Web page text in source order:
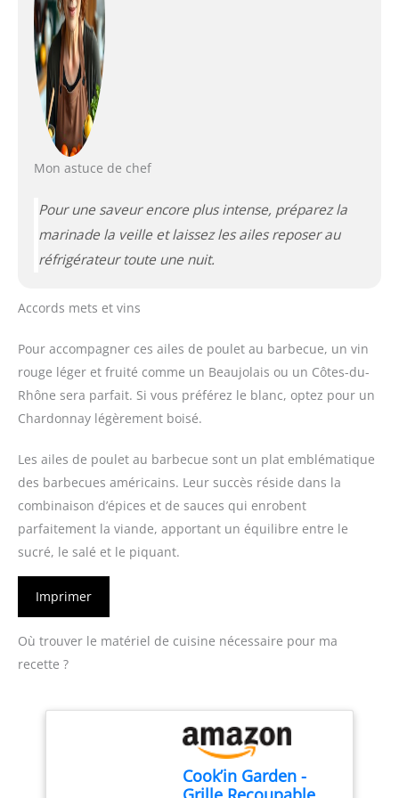
Mon astuce de chef
Pour une saveur encore plus intense, préparez la
marinade la veille et laissez les ailes reposer au
réfrigérateur toute une nuit.
Accords mets et vins
Pour accompagner ces ailes de poulet au barbecue, un vin
rouge léger et fruité comme un Beaujolais ou un Côtes-du-
Rhône sera parfait. Si vous préférez le blanc, optez pour un
Chardonnay légèrement boisé.
Les ailes de poulet au barbecue sont un plat emblématique
des barbecues américains. Leur succès réside dans la
combinaison d’épices et de sauces qui enrobent
parfaitement la viande, apportant un équilibre entre le
sucré, le salé et le piquant.
Imprimer
Où trouver le matériel de cuisine nécessaire pour ma
recette ?
Cook’in Garden -